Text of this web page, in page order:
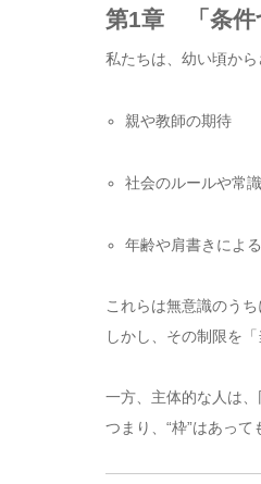
第1章 「条件
私たちは、幼い頃から
親や教師の期待
社会のルールや常識
年齢や肩書きによ
これらは無意識のう
しかし、その制限を
一方、主体的な人は、
つまり、“枠”はあって